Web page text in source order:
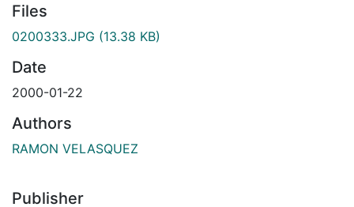
Files
0200333.JPG (13.38 KB)
Date
2000-01-22
Authors
RAMON VELASQUEZ
Publisher